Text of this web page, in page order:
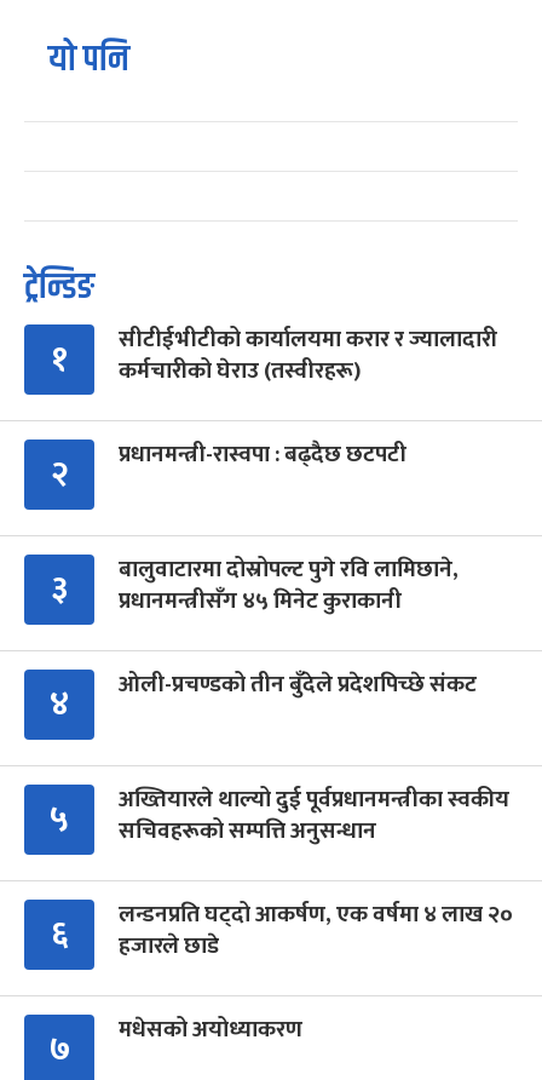
यो पनि
ट्रेन्डिङ
१
सीटीईभीटीको कार्यालयमा करार र ज्यालादारी
कर्मचारीको घेराउ (तस्वीरहरू)
२ प्रधानमन्त्री-रास्वपा : बढ्दैछ छटपटी
३
बालुवाटारमा दोस्रोपल्ट पुगे रवि लामिछाने,
प्रधानमन्त्रीसँग ४५ मिनेट कुराकानी
४ ओली-प्रचण्डको तीन बुँदेले प्रदेशपिच्छे संकट
५
अख्तियारले थाल्यो दुई पूर्वप्रधानमन्त्रीका स्वकीय
सचिवहरूको सम्पत्ति अनुसन्धान
६
लन्डनप्रति घट्दो आकर्षण, एक वर्षमा ४ लाख २०
हजारले छाडे
७ मधेसको अयोध्याकरण